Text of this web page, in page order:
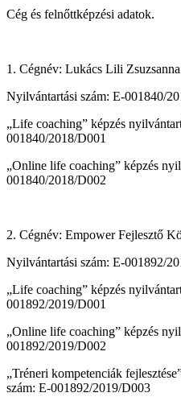
Cég és felnőttképzési adatok.
1. Cégnév: Lukács Lili
Nyilvántartási szám: E-001840/
„Life coaching” képzés
001840/2018/D001
„Online life coaching” képzés
001840/2018/D002
2. Cégnév: Empower Fejlesztő
Nyilvántartási szám: E-001892/
„Life coaching” képzés
001892/2019/D001
„Online life coaching” képzés
001892/2019/D002
„Tréneri kompetenciák
szám: E-001892/2019/D003